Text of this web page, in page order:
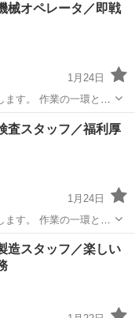
械オペレータ／即戦
1月24日
ます。 作業の一環とし
が求められます。 経験
あるため、安心してご
品
査スタッフ／福利厚
1月24日
ます。 作業の一環とし
が求められます。 経験
あるため、安心してご
子部品
造スタッフ／楽しい